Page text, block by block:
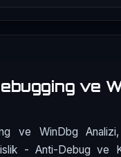
ve
ve WinDbg
- Anti-Debug ve